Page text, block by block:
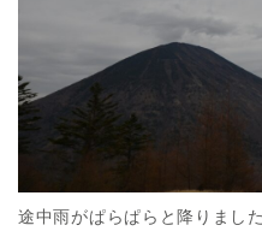
途中雨がぱらぱらと降りまし